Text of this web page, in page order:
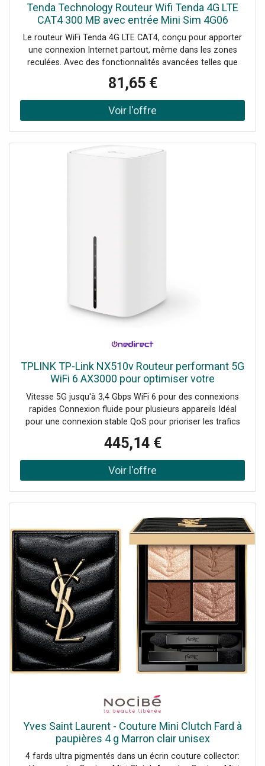
Tenda Technology Routeur Wifi Tenda 4G LTE
CAT4 300 MB avec entrée Mini Sim 4G06
Le routeur WiFi Tenda 4G LTE CAT4, conçu pour apporter
une connexion Internet partout, même dans les zones
reculées. Avec des fonctionnalités avancées telles que
VoLTE, il est idéal pour les maisons de vacances, les
magasins temporaires et les zones rurales : Fréquence Wi-
Fi : 2,4 GHz Vitesse Wi-Fi maximale : 300 Mbps
Connectivité mobile : 4G LTE Emplacement SIM : Mini SIM
réseau IMS Processeur : 880 MHz, technologie 28nm
81,65 €
TPLINK TP-Link NX510v Routeur performant 5G
WiFi 6 AX3000 pour optimiser votre
connectivité
Vitesse 5G jusqu'à 3,4 Gbps WiFi 6 pour des connexions
rapides Connexion fluide pour plusieurs appareils Idéal
pour une connexion stable QoS pour prioriser les trafics
Sécurité renforcée des données Gestion via le contrôleur
Omada cloud
445,14 €
Yves Saint Laurent - Couture Mini Clutch Fard à
paupières 4 g Marron clair unisex
4 fards ultra pigmentés dans un écrin couture collector: